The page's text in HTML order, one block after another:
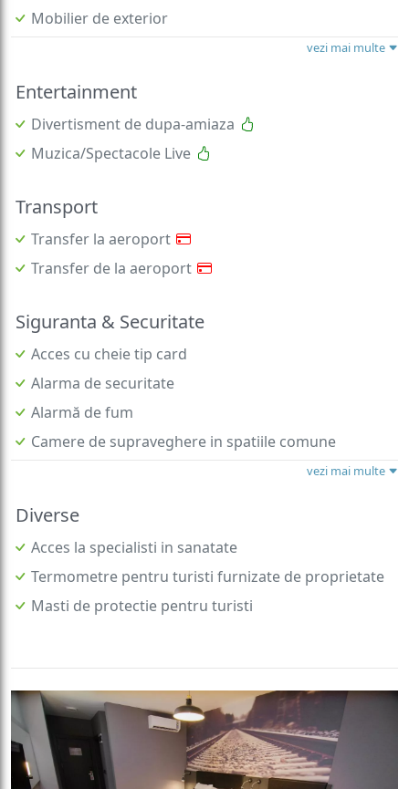
Mobilier de exterior
vezi mai multe
Entertainment
Divertisment de dupa-amiaza
Muzica/Spectacole Live
Transport
Transfer la aeroport
Transfer de la aeroport
Siguranta & Securitate
Acces cu cheie tip card
Alarma de securitate
Alarmă de fum
Camere de supraveghere in spatiile comune
vezi mai multe
Diverse
Acces la specialisti in sanatate
Termometre pentru turisti furnizate de proprietate
Masti de protectie pentru turisti